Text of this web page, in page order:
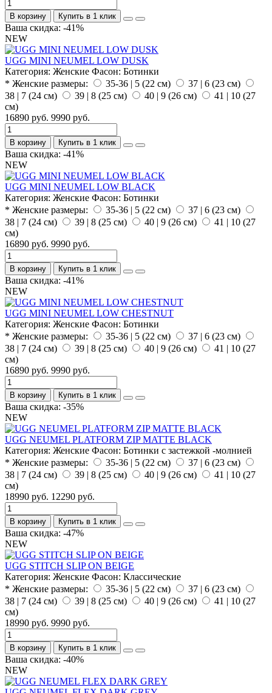
В корзину Купить в 1 клик
Ваша скидка: -41%
NEW
UGG MINI NEUMEL LOW DUSK
Категория: Женские Фасон: Ботинки
* Женские размеры:
35-36 | 5 (22 см)
37 | 6 (23 см)
38 | 7 (24 см)
39 | 8 (25 см) 40 | 9 (26 см)
41 | 10 (27
см)
16890 руб. 9990 руб.
В корзину Купить в 1 клик
Ваша скидка: -41%
NEW
UGG MINI NEUMEL LOW BLACK
Категория: Женские Фасон: Ботинки
* Женские размеры:
35-36 | 5 (22 см)
37 | 6 (23 см)
38 | 7 (24 см)
39 | 8 (25 см) 40 | 9 (26 см)
41 | 10 (27
см)
16890 руб. 9990 руб.
В корзину Купить в 1 клик
Ваша скидка: -41%
NEW
UGG MINI NEUMEL LOW CHESTNUT
Категория: Женские Фасон: Ботинки
* Женские размеры:
35-36 | 5 (22 см)
37 | 6 (23 см)
38 | 7 (24 см)
39 | 8 (25 см) 40 | 9 (26 см)
41 | 10 (27
см)
16890 руб. 9990 руб.
В корзину Купить в 1 клик
Ваша скидка: -35%
NEW
UGG NEUMEL PLATFORM ZIP MATTE BLACK
Категория: Женские Фасон: Ботинки с застежкой -молнией
* Женские размеры:
35-36 | 5 (22 см)
37 | 6 (23 см)
38 | 7 (24 см)
39 | 8 (25 см) 40 | 9 (26 см)
41 | 10 (27
см)
18990 руб. 12290 руб.
В корзину Купить в 1 клик
Ваша скидка: -47%
NEW
UGG STITCH SLIP ON BEIGE
Категория: Женские Фасон: Классические
* Женские размеры:
35-36 | 5 (22 см)
37 | 6 (23 см)
38 | 7 (24 см)
39 | 8 (25 см) 40 | 9 (26 см)
41 | 10 (27
см)
18990 руб. 9990 руб.
В корзину Купить в 1 клик
Ваша скидка: -40%
NEW